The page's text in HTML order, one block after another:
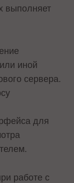
выполняет
иной
сервера.
для
работе с